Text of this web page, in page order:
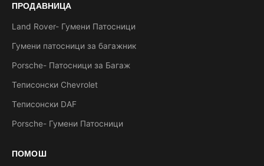
ПРОДАВНИЦА
Land Rover- Гумени Патосници
Гумени патосници за багажник
Porsche- Патосници за Багаж
Теписонски Chevrolet
Теписонски DAF
Porsche- Гумени Патосници
ПОМОШ